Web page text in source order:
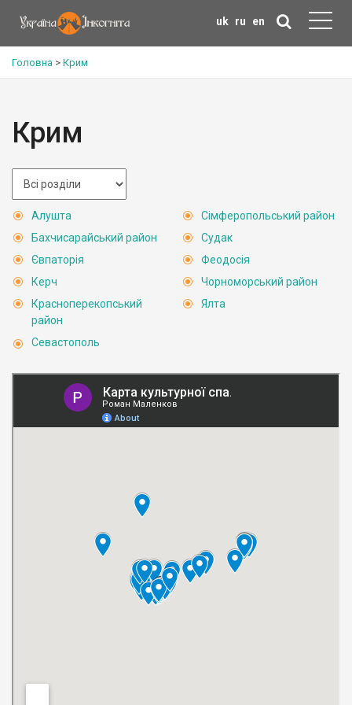
uk ru en
Головна > Крим
Крим
Алушта
Бахчисарайський район
Євпаторія
Керч
Красноперекопський
район
Севастополь
Сімферопольський район
Судак
Феодосія
Чорноморський район
Ялта